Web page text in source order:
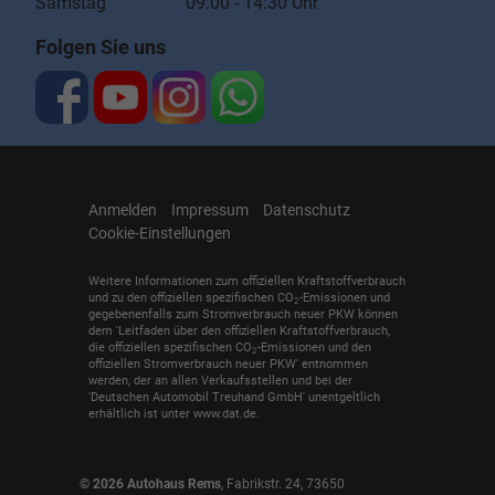
Folgen Sie uns
Anmelden Impressum
Datenschutz
Cookie-Einstellungen
Weitere Informationen zum offiziellen Kraftstoffverbrauch
und zu den offiziellen spezifischen CO2-Emissionen und
gegebenenfalls zum Stromverbrauch neuer PKW können
dem 'Leitfaden über den offiziellen Kraftstoffverbrauch,
die offiziellen spezifischen CO2-Emissionen und den
offiziellen Stromverbrauch neuer PKW' entnommen
werden, der an allen Verkaufsstellen und bei der
'Deutschen Automobil Treuhand GmbH' unentgeltlich
erhältlich ist unter www.dat.de.
© 2026 Autohaus Rems, Fabrikstr. 24, 73650